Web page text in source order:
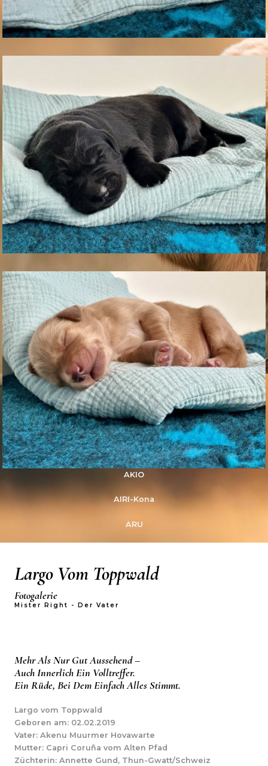
AKIO
AIRI-Kona
ARU
Largo Vom Toppwald
Fotogalerie
Mister Right - Der Vater
Mehr Als Nur Gut Aussehend –
Auch Innerlich Ein Volltreffer.
Ein Rüde, Bei Dem Einfach Alles Stimmt.
Largo vom Toppwald
Geboren am: 02.02.2019
Vater: Akenu Muurmer Hovawarte
Mutter: Capri Coruña vom Alten Pfad
Züchterin: Annette Gund, Thun-Gwatt/Schweiz